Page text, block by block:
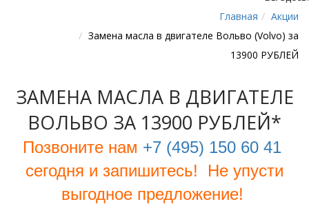
Главная
Акции
Замена масла в двигателе Вольво (Volvo) за
13900 РУБЛЕЙ
ЗАМЕНА МАСЛА В ДВИГАТЕЛЕ
ВОЛЬВО ЗА 13900 РУБЛЕЙ*
Позвоните нам +7 (495) 150 60 41
сегодня и запишитесь! Не упусти
выгодное предложение!